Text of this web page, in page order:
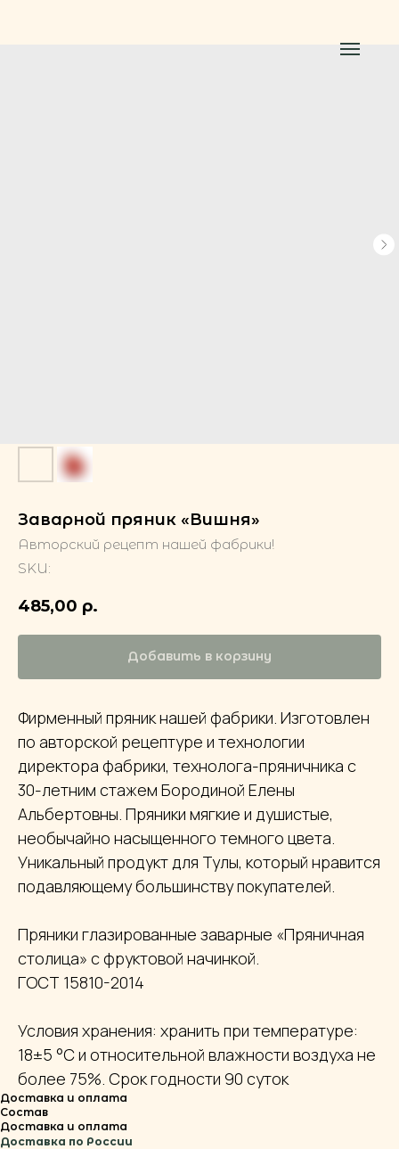
Заварной пряник «Вишня»
Авторский рецепт нашей фабрики!
SKU:
485,00 р.
Добавить в корзину
Фирменный пряник нашей фабрики. Изготовлен
по авторской рецептуре и технологии
директора фабрики, технолога-пряничника с
30-летним стажем Бородиной Елены
Альбертовны. Пряники мягкие и душистые,
необычайно насыщенного темного цвета.
Уникальный продукт для Тулы, который нравится
подавляющему большинству покупателей.
Пряники глазированные заварные «Пряничная
столица» с фруктовой начинкой.
ГОСТ 15810-2014
Условия хранения: хранить при температуре:
18±5 °С и относительной влажности воздуха не
более 75%. Срок годности 90 суток
Доставка и оплата
Состав
Доставка и оплата
Доставка по России